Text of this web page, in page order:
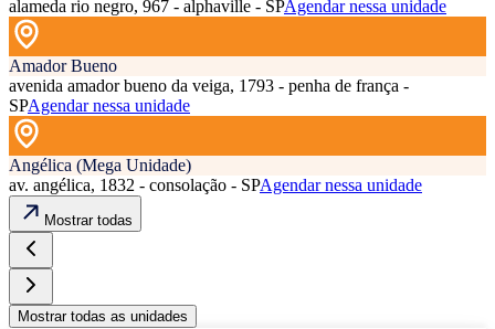
alameda rio negro, 967 - alphaville - SPAgendar nessa unidade
Amador Bueno
avenida amador bueno da veiga, 1793 - penha de frança -
SPAgendar nessa unidade
Angélica (Mega Unidade)
av. angélica, 1832 - consolação - SPAgendar nessa unidade
Mostrar todas
Mostrar todas as unidades